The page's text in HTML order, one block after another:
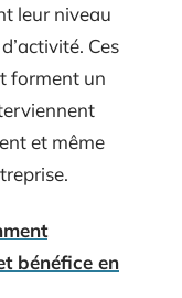
leur niveau
Ces
forment un
et même
bénéfice en